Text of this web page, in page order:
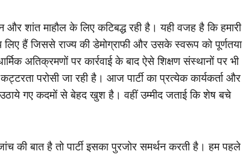
और शांत माहौल के लिए कटिबद्ध रही है। यही वजह है कि हमारी
हैं जिससे राज्य की डेमोग्राफी और उसके स्वरूप को पूर्णतया
अतिक्रमणों पर कार्रवाई के बाद ऐसे शिक्षण संस्थानों पर भी
परोसी जा रही है। आज पार्टी का प्रत्येक कार्यकर्ता और
गए कदमों से बेहद खुश है। वहीं उम्मीद जताई कि शेष बचे
की बात है तो पार्टी इसका पुरजोर समर्थन करती है। हम पहले